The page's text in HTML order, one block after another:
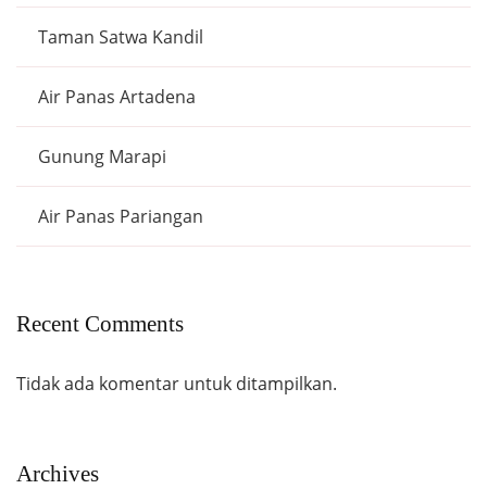
Taman Satwa Kandil
Air Panas Artadena
Gunung Marapi
Air Panas Pariangan
Recent Comments
Tidak ada komentar untuk ditampilkan.
Archives